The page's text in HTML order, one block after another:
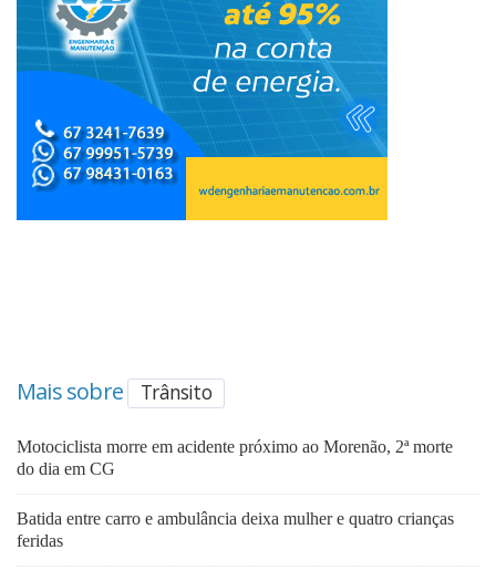
Mais sobre Trânsito
Motociclista morre em acidente próximo ao Morenão, 2ª morte
do dia em CG
Batida entre carro e ambulância deixa mulher e quatro crianças
feridas